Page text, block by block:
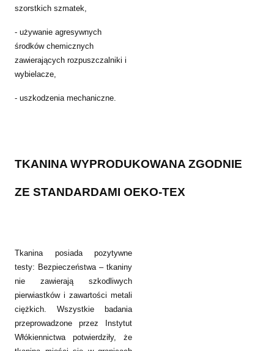
szorstkich szmatek,
- używanie agresywnych
środków chemicznych
zawierających rozpuszczalniki i
wybielacze,
- uszkodzenia mechaniczne.
TKANINA WYPRODUKOWANA ZGODNIE
ZE STANDARDAMI OEKO-TEX
Tkanina posiada pozytywne
testy: Bezpieczeństwa – tkaniny
nie zawierają szkodliwych
pierwiastków i zawartości metali
ciężkich. Wszystkie badania
przeprowadzone przez Instytut
Włókiennictwa potwierdziły, że